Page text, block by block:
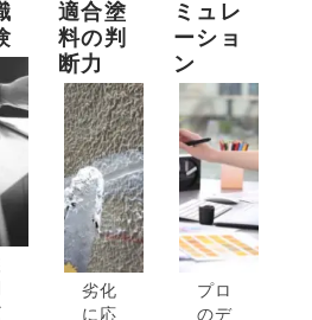
適合塗
料の判
断力
劣化
に応
ミュレ
ーショ
ン
プロ
のデ